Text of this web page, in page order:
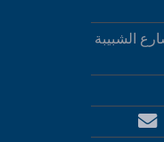
الشبيبة